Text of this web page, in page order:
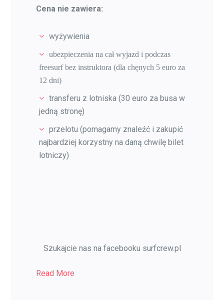
Cena nie zawiera:
wyżywienia
ubezpieczenia na cał wyjazd i podczas
freesurf bez instruktora (dla chęnych 5 euro za
12 dni)
transferu z lotniska (30 euro za busa w
jedną stronę)
przelotu (pomagamy znaleźć i zakupić
najbardziej korzystny na daną chwilę bilet
lotniczy)
Szukajcie nas na facebooku surfcrew.pl
Read More